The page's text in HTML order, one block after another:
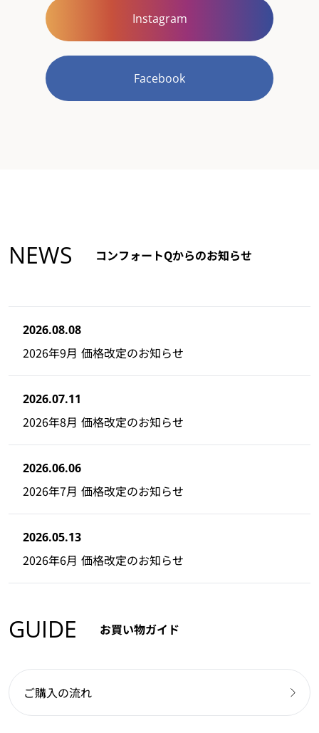
Instagram
Facebook
NEWS コンフォートQからのお知らせ
2026.08.08
2026年9月 価格改定のお知らせ
2026.07.11
2026年8月 価格改定のお知らせ
2026.06.06
2026年7月 価格改定のお知らせ
2026.05.13
2026年6月 価格改定のお知らせ
GUIDE お買い物ガイド
ご購入の流れ